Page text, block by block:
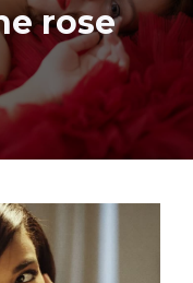
rose